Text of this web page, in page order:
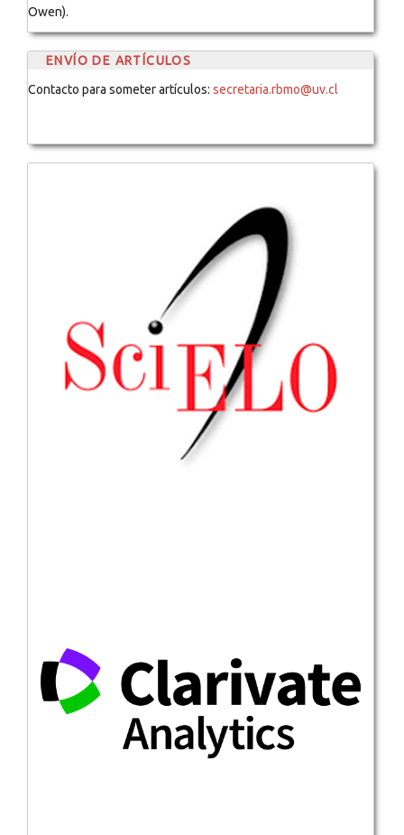
Owen).
ENVÍO DE ARTÍCULOS
Contacto para someter artículos: secretaria.rbmo@uv.cl